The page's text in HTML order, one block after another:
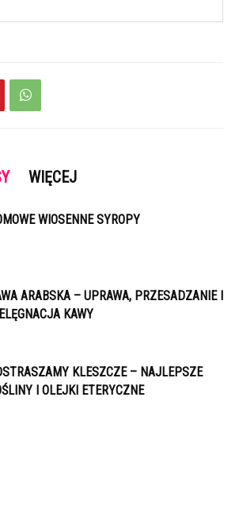
WIĘCEJ
WIOSENNE SYROPY
ARABSKA – UPRAWA, PRZESADZANIE I
KAWY
KLESZCZE – NAJLEPSZE
I OLEJKI ETERYCZNE